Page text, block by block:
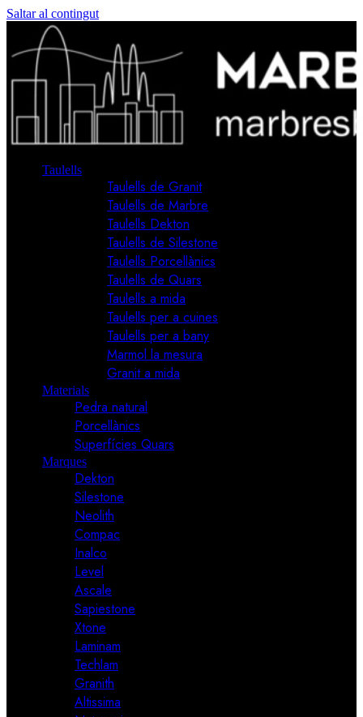
Saltar al contingut
Taulells
Taulells de Granit
Taulells de Marbre
Taulells Dekton
Taulells de Silestone
Taulells Porcellànics
Taulells de Quars
Taulells a mida
Taulells per a cuines
Taulells per a bany
Marmol la mesura
Granit a mida
Materials
Pedra natural
Porcellànics
Superfícies Quars
Marques
Dekton
Silestone
Neolith
Compac
Inalco
Level
Ascale
Sapiestone
Xtone
Laminam
Techlam
Granith
Altissima